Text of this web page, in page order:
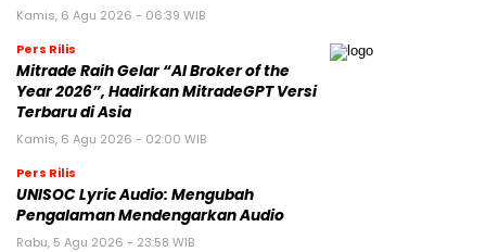
Kamis, 6 Agu 2026 - 06:39 WIB
Pers Rilis
Mitrade Raih Gelar “AI Broker of the
Year 2026”, Hadirkan MitradeGPT Versi
Terbaru di Asia
Kamis, 6 Agu 2026 - 02:00 WIB
Pers Rilis
UNISOC Lyric Audio: Mengubah
Pengalaman Mendengarkan Audio
Rabu, 5 Agu 2026 - 23:58 WIB